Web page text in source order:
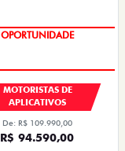
OPORTUNIDADE
MOTORISTAS DE
APLICATIVOS
De: R$ 109.990,00
R$ 94.590,00